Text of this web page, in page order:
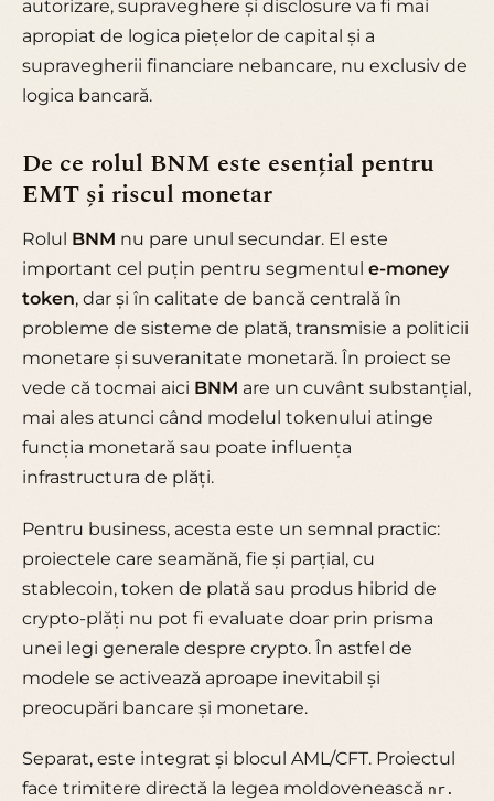
autorizare, supraveghere și disclosure va fi mai
apropiat de logica piețelor de capital și a
supravegherii financiare nebancare, nu exclusiv de
logica bancară.
De ce rolul BNM este esențial pentru
EMT și riscul monetar
Rolul BNM nu pare unul secundar. El este
important cel puțin pentru segmentul e-money
token, dar și în calitate de bancă centrală în
probleme de sisteme de plată, transmisie a politicii
monetare și suveranitate monetară. În proiect se
vede că tocmai aici BNM are un cuvânt substanțial,
mai ales atunci când modelul tokenului atinge
funcția monetară sau poate influența
infrastructura de plăți.
Pentru business, acesta este un semnal practic:
proiectele care seamănă, fie și parțial, cu
stablecoin, token de plată sau produs hibrid de
crypto-plăți nu pot fi evaluate doar prin prisma
unei legi generale despre crypto. În astfel de
modele se activează aproape inevitabil și
preocupări bancare și monetare.
Separat, este integrat și blocul AML/CFT. Proiectul
face trimitere directă la legea moldovenească nr.